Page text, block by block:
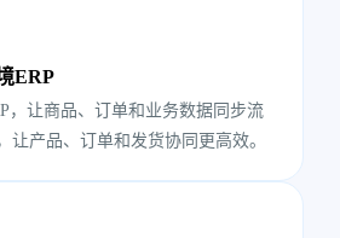
ERP
，让商品、订单和业务数据同步流
让产品、订单和发货协同更高效。